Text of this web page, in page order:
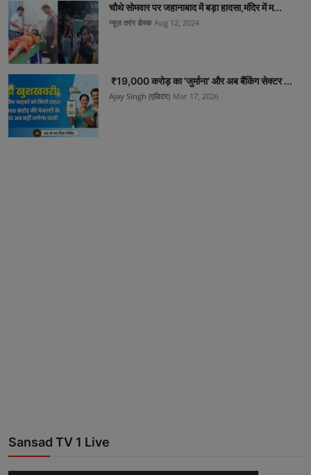
चौथे सोमवार पर जहानाबाद में बड़ा हादसा,मंदिर में म...
न्यूज़ तरंग डेस्क Aug 12, 2024
₹19,000 करोड़ का 'जुर्माना' और अब बैंकिंग सेक्टर ...
Ajay Singh (एडिटर) Mar 17, 2026
Sansad TV 1 Live